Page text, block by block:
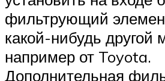
фильтрующий
какой-нибудь другой
например от Toyota.
Дополнительная